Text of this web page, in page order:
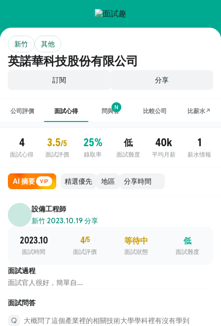
英諾華科技股份有限公司
新竹 其他
訂閱 分享
公司評價 面試心得 問與答
N
比較公司 比薪水↗
4
面試心得
3.5/5
面試評價
25%
錄取率
低
面試難度
40k
平均月薪
1
薪水情報
AI 摘要 VIP 地區
設備工程師
新竹·2023.10.19 分享
2023.10
面試時間
4/5
面試評價
等待中
面試狀態
低
面試難度
面試過程
面試官人很好，簡單自...
面試問答
大概問了這個產業裡的相關技術大學學科裡有沒有學到